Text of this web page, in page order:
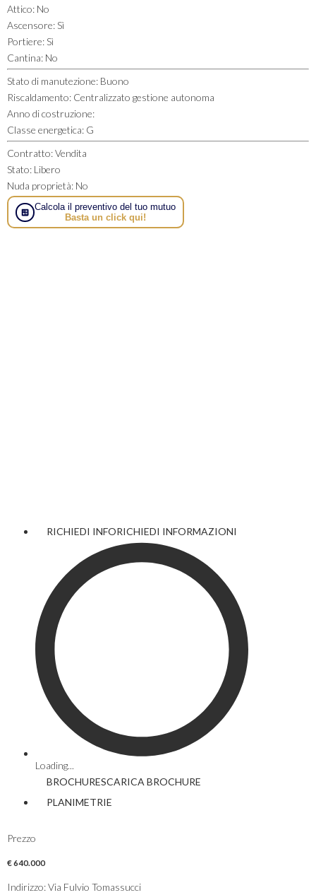
Attico: No
Ascensore: Sì
Portiere: Sì
Cantina: No
Stato di manutezione: Buono
Riscaldamento: Centralizzato gestione autonoma
Anno di costruzione:
Classe energetica: G
Contratto:Vendita
Stato: Libero
Nuda proprietà: No
Calcola il preventivo del tuo mutuo
Basta un click qui!
RICHIEDI INFORICHIEDI INFORMAZIONI
Loading...
BROCHURESCARICA BROCHURE
PLANIMETRIE
Prezzo
€ 640.000
Indirizzo:Via Fulvio Tomassucci